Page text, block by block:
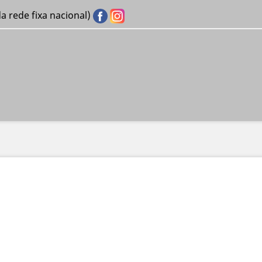
rede fixa nacional)